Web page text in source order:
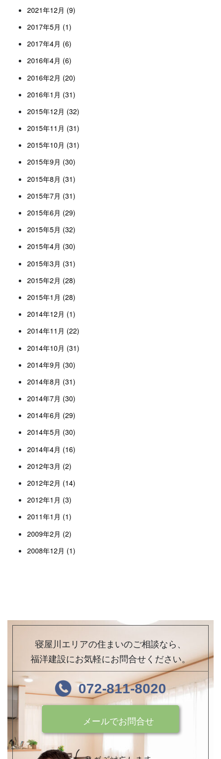
2021年12月 (9)
2017年5月 (1)
2017年4月 (6)
2016年4月 (6)
2016年2月 (20)
2016年1月 (31)
2015年12月 (32)
2015年11月 (31)
2015年10月 (31)
2015年9月 (30)
2015年8月 (31)
2015年7月 (31)
2015年6月 (29)
2015年5月 (32)
2015年4月 (30)
2015年3月 (31)
2015年2月 (28)
2015年1月 (28)
2014年12月 (1)
2014年11月 (22)
2014年10月 (31)
2014年9月 (30)
2014年8月 (31)
2014年7月 (30)
2014年6月 (29)
2014年5月 (30)
2014年4月 (16)
2012年3月 (2)
2012年2月 (14)
2012年1月 (3)
2011年1月 (1)
2009年2月 (2)
2008年12月 (1)
寝屋川エリアの住まいのご相談なら、
福洋建設にお気軽にお問合せください。
072-811-8020
メールでお問合せ